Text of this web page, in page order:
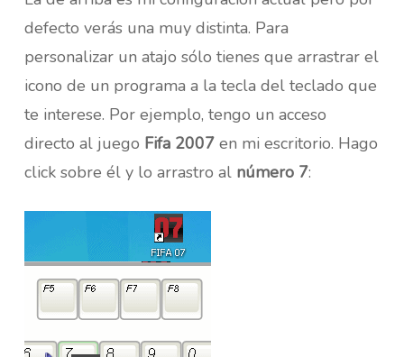
defecto verás una muy distinta. Para
personalizar un atajo sólo tienes que arrastrar el
icono de un programa a la tecla del teclado que
te interese. Por ejemplo, tengo un acceso
directo al juego Fifa 2007en mi escritorio. Hago
click sobre él y lo arrastro al número 7: